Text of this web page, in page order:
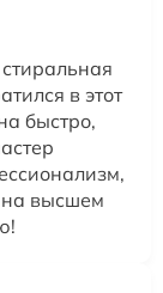
в этот
быстро,
на высшем